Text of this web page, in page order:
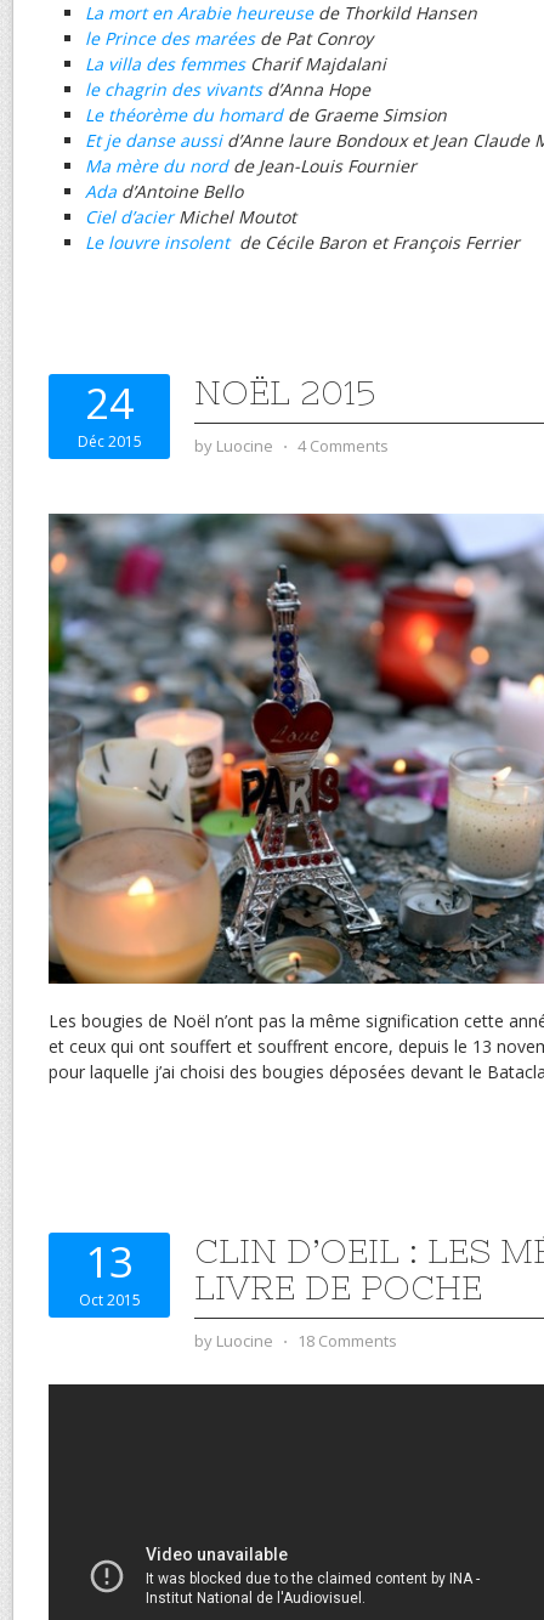
La mort en Arabie heureusede Thorkild Hansen
le Prince des maréesde Pat Conroy
La villa des femmesCharif Majdalani
le chagrin des vivantsd’Anna Hope
Le théorème du homardde Graeme Simsion
Et je danse aussid’Anne laure Bondoux et Jean Claude
Ma mère du nordde Jean-Louis Fournier
Ada d’Antoine Bello
Ciel d’acierMichel Moutot
Le louvre insolent de Cécile Baron et François Ferrier
24
Déc 2015
NOËL 2015
by Luocine ⋅ 4 Comments
Les bougies de Noël n’ont pas la même signification cette
et ceux qui ont souffert et souffrent encore, depuis le 13
pour laquelle j’ai choisi des bougies déposées devant le
13
Oct 2015
CLIN D’OEIL : LES
LIVRE DE POCHE
by Luocine ⋅ 18 Comments